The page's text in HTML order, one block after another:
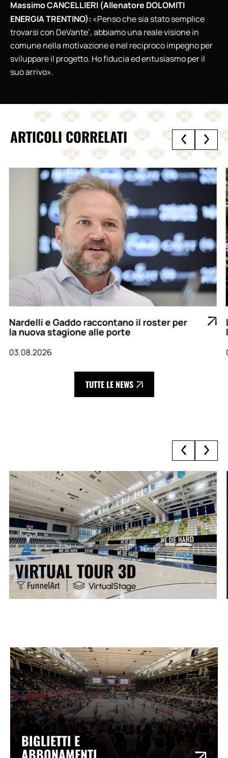
Massimo CANCELLIERI (Allenatore DOLOMITI
ENERGIA TRENTINO): «Penso che sia stato semplice
trovarsi con DeVante’, abbiamo una reale visione in
comune nella motivazione e nel reciproco impegno per
sviluppare il progetto. Ho fiducia ed entusiasmo per il
suo arrivo».
ARTICOLI CORRELATI
Nardelli e Gaddo raccontano il roster per
la nuova stagione alle porte
03.08.2026
TUTTE LE NEWS
BIGLIETTI E
ABBONAMENTI